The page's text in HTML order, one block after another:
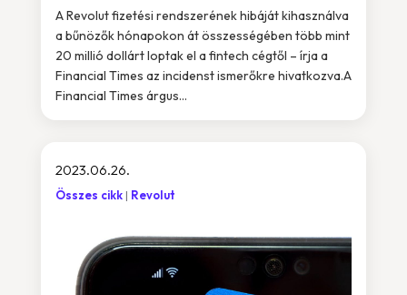
A Revolut fizetési rendszerének hibáját kihasználva
a bűnözők hónapokon át összességében több mint
20 millió dollárt loptak el a fintech cégtől – írja a
Financial Times az incidenst ismerőkre hivatkozva.A
Financial Times árgus...
2023.06.26.
Összes cikk Revolut